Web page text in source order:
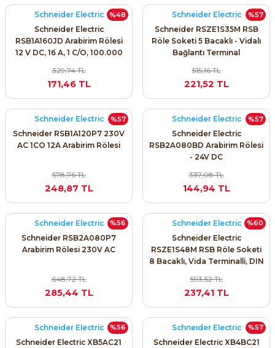
- UPS
Şalterleri
SIMATIC SAFETY
SIMATIC TIA PORTAL HMI Yazılımları
SIMATIC Yazılım Paketleri
SIMOTION Hareket Kontrol Üniteleri
SIRIUS SAFETY
WinCC Unified Runtime Yazılımları
%48
Schneider Electric
Schneider Electric
RSB1A160JD Arabirim Rölesi
12 V DC, 16 A, 1 C/O, 100.000
Panoya Uyar
329,74 TL
171,46 TL
%57
Schneider Electric
Schneider RSZE1S35M RSB
Röle Soketi 5 Bacaklı - Vidalı
Bağlantı Terminal
515,16 TL
221,52 TL
%57
Schneider Electric
Schneider RSB1A120P7 230V
AC 1CO 12A Arabirim Rölesi
578,76 TL
248,87 TL
%57
Schneider Electric
Schneider Electric
RSB2A080BD Arabirim Rölesi
- 24V DC
337,08 TL
144,94 TL
%56
Schneider Electric
Schneider RSB2A080P7
Arabirim Rölesi 230V AC
648,72 TL
285,44 TL
%60
Schneider Electric
Schneider Electric
RSZE1S48M RSB Röle Soketi
8 Bacaklı, Vida Terminalli, DIN
593,52 TL
237,41 TL
%56
Schneider Electric
Schneider Electric XB5AC21
%57
Schneider Electric
Schneider Electric XB4BC21